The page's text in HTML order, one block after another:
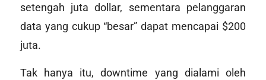
setengah juta dollar, sementara pelanggaran
data yang cukup “besar” dapat mencapai $200
juta.
Tak hanya itu, downtime yang dialami oleh